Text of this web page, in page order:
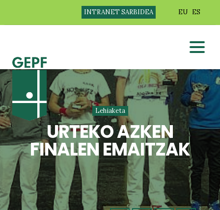
INTRANET SARBIDEA EU ES
Lehiaketa
URTEKO AZKEN
FINALEN EMAITZAK